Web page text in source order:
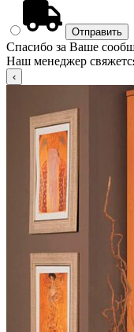
Спасибо за Ваше
Наш менеджер